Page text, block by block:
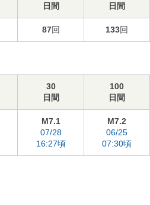
日間
日間
87回 133回
30
日間
100
日間
M7.1
07/28
16:27頃
M7.2
06/25
07:30頃